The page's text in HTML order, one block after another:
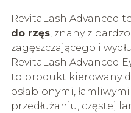
RevitaLash Advanced
do rzęs, znany z
zagęszczającego i
RevitaLash Advanced
to produkt kierowany
osłabionymi,
przedłużaniu, częstej